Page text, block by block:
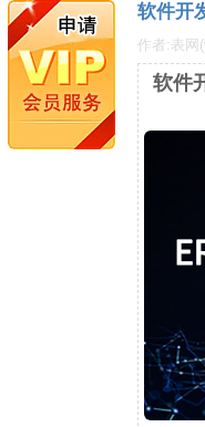
软件开
作者:表网
软件